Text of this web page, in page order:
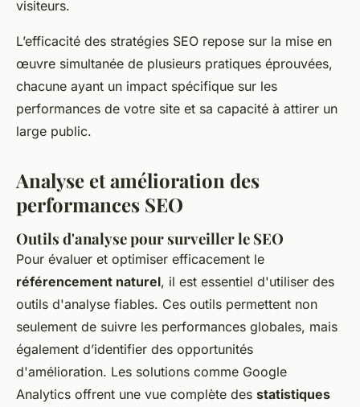
visiteurs.
L’efficacité des stratégies SEO repose sur la mise en
œuvre simultanée de plusieurs pratiques éprouvées,
chacune ayant un impact spécifique sur les
performances de votre site et sa capacité à attirer un
large public.
Analyse et amélioration des
performances SEO
Outils d'analyse pour surveiller le SEO
Pour évaluer et optimiser efficacement le
référencement naturel, il est essentiel d'utiliser des
outils d'analyse fiables. Ces outils permettent non
seulement de suivre les performances globales, mais
également d’identifier des opportunités
d'amélioration. Les solutions comme Google
Analytics offrent une vue complète des statistiques